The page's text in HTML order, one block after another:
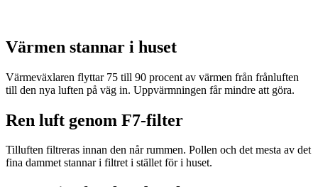
Värmen stannar i huset
Värmeväxlaren flyttar 75 till 90 procent av värmen från frånluften
till den nya luften på väg in. Uppvärmningen får mindre att göra.
Ren luft genom F7-filter
Tilluften filtreras innan den når rummen. Pollen och det mesta av det
fina dammet stannar i filtret i stället för i huset.